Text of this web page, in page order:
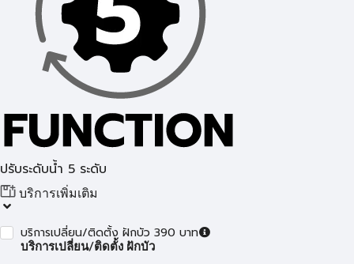
ปรับระดับน้ำ 5 ระดับ
บริการเพิ่มเติม
บริการเปลี่ยน/ติดตั้ง ฝักบัว 390 บาท
บริการเปลี่ยน/ติดตั้ง ฝักบัว